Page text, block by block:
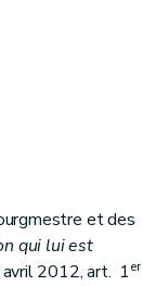
et des
qui lui est
2012, art. 1er